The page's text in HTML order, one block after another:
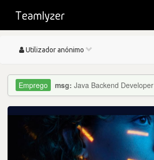
Toggle
Utilizador anónimo
msg: Java Backend Developer